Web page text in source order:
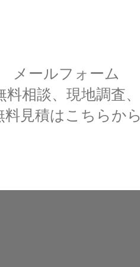
メールフォーム
料相談、現地調査、
料見積はこちらから